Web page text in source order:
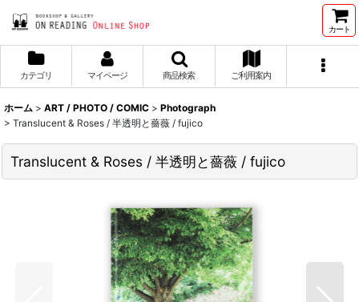
カート
カテゴリ マイページ 商品検索 ご利用案内
ホーム > ART / PHOTO / COMIC > Photograph
> Translucent & Roses / 半透明と薔薇 / fujico
Translucent & Roses / 半透明と薔薇 / fujico